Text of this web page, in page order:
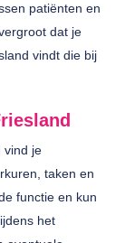
patiënten en
dat je
vindt die bij
vind je
taken en
functie en kun
het